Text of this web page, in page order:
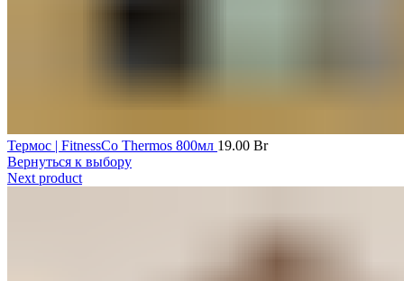
Термос | FitnessCo Thermos 800мл 19.00 Br
Вернуться к выбору
Next product